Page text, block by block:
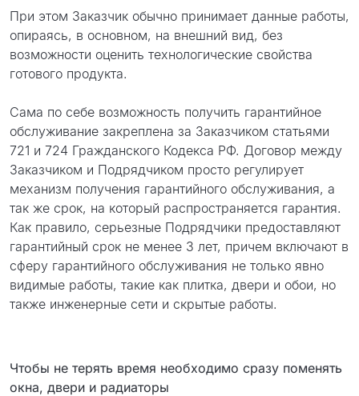
При этом Заказчик обычно принимает данные работы,
опираясь, в основном, на внешний вид, без
возможности оценить технологические свойства
готового продукта.
Сама по себе возможность получить гарантийное
обслуживание закреплена за Заказчиком статьями
721 и 724 Гражданского Кодекса РФ. Договор между
Заказчиком и Подрядчиком просто регулирует
механизм получения гарантийного обслуживания, а
так же срок, на который распространяется гарантия.
Как правило, серьезные Подрядчики предоставляют
гарантийный срок не менее 3 лет, причем включают в
сферу гарантийного обслуживания не только явно
видимые работы, такие как плитка, двери и обои, но
также инженерные сети и скрытые работы.
Чтобы не терять время необходимо сразу поменять
окна, двери и радиаторы